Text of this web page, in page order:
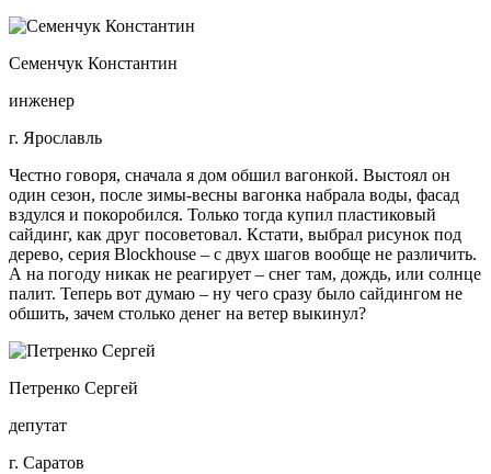
Семенчук Константин
инженер
г. Ярославль
Честно говоря, сначала я дом обшил вагонкой. Выстоял он
один сезон, после зимы-весны вагонка набрала воды, фасад
вздулся и покоробился. Только тогда купил пластиковый
сайдинг, как друг посоветовал. Кстати, выбрал рисунок под
дерево, серия Blockhouse – с двух шагов вообще не различить.
А на погоду никак не реагирует – снег там, дождь, или солнце
палит. Теперь вот думаю – ну чего сразу было сайдингом не
обшить, зачем столько денег на ветер выкинул?
Петренко Сергей
депутат
г. Саратов